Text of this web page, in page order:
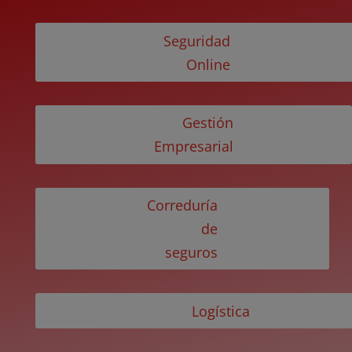
Seguridad
Online
Gestión
Empresarial
Correduría
de
seguros
Logística